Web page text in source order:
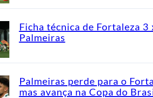
Ficha técnica de Fortaleza 3
Palmeiras
Palmeiras perde para o
mas avança na Copa do